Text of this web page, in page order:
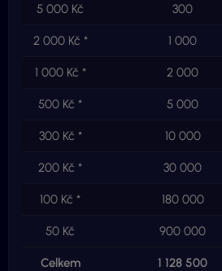
Celkem 1 128 500
5 000 Kč 300
2 000 Kč * 1 000
1 000 Kč * 2 000
500 Kč * 5 000
300 Kč * 10 000
200 Kč * 30 000
100 Kč * 180 000
50 Kč 900 000